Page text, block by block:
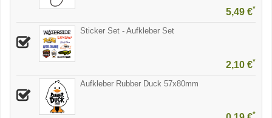
5,49 €*
Sticker Set - Aufkleber Set
2,10 €*
Aufkleber Rubber Duck 57x80mm
*